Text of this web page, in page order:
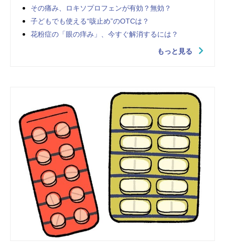
その痛み、ロキソプロフェンが有効？無効？
子どもでも使える“咳止め”のOTCは？
花粉症の「眼の痒み」、今すぐ解消するには？
もっと見る